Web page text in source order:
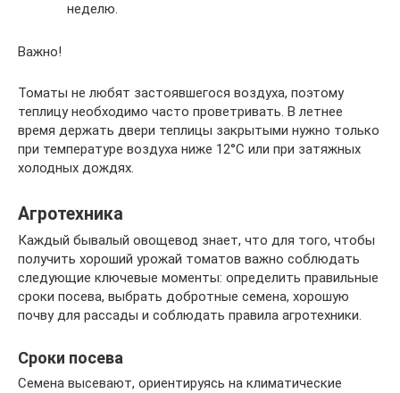
неделю.
Важно!
Томаты не любят застоявшегося воздуха, поэтому
теплицу необходимо часто проветривать. В летнее
время держать двери теплицы закрытыми нужно только
при температуре воздуха ниже 12°C или при затяжных
холодных дождях.
Агротехника
Каждый бывалый овощевод знает, что для того, чтобы
получить хороший урожай томатов важно соблюдать
следующие ключевые моменты: определить правильные
сроки посева, выбрать добротные семена, хорошую
почву для рассады и соблюдать правила агротехники.
Сроки посева
Семена высевают, ориентируясь на климатические